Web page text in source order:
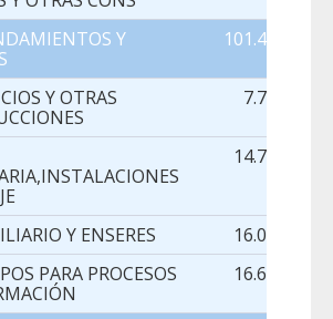
Y
101.437,00
Y OTRAS
7.736,00
14.731,00
Y ENSERES
16.015,00
PARA PROCESOS
16.609,00